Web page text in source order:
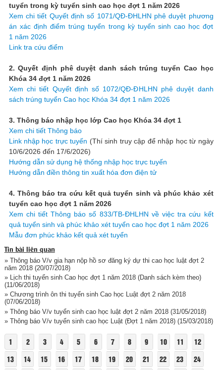
tuyển trong kỳ tuyển sinh cao học đợt 1 năm 2026
Xem chi tiết Quyết định số 1071/QĐ-ĐHLHN phê duyệt phương
án xác định điểm trúng tuyển trong kỳ tuyển sinh cao học đợt
1 năm 2026
Link tra cứu điểm
2. Quyết định phê duyệt danh sách trúng tuyển Cao học
Khóa 34 đợt 1 năm 2026
Xem chi tiết Quyết định số 1072/QĐ-ĐHLHN phê duyệt danh
sách trúng tuyển Cao học Khóa 34 đợt 1 năm 2026
3. Thông báo nhập học lớp Cao học Khóa 34 đợt 1
Xem chi tiết Thông báo
Link nhập học trực tuyến (Thí sinh truy cập để nhập học từ ngày
10/6/2026 đến 17/6/2026)
Hướng dẫn sử dụng hệ thống nhập học trực tuyến
Hướng dẫn điền thông tin xuất hóa đơn điện tử
4. Thông báo tra cứu kết quả tuyển sinh và phúc khảo xét
tuyển cao học đợt 1 năm 2026
Xem chi tiết Thông báo số 833/TB-ĐHLHN về việc tra cứu kết
quả tuyển sinh và phúc khảo xét tuyển cao học đợt 1 năm 2026
Mẫu đơn phúc khảo kết quả xét tuyển
Tin bài liên quan
» Thông báo V/v gia hạn nộp hồ sơ đăng ký dự thi cao học luật đợt 2
năm 2018(20/07/2018)
» Lịch thi tuyển sinh Cao học đợt 1 năm 2018 (Danh sách kèm theo)
(11/06/2018)
» Chương trình ôn thi tuyển sinh Cao học Luật đợt 2 năm 2018
(07/06/2018)
» Thông báo V/v tuyển sinh cao học luật đợt 2 năm 2018(31/05/2018)
» Thông báo V/v tuyển sinh cao học Luật (Đợt 1 năm 2018)(15/03/2018)
1 2 3 4 5 6 7 8 9 10 11
12
13
14 15 16 17 18 19 20 21 22 23
24